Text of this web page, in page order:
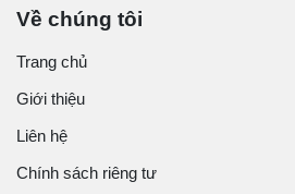
Về chúng tôi
Trang chủ
Giới thiệu
Liên hệ
Chính sách riêng tư